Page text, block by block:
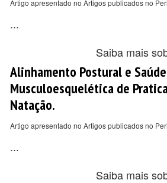
Artigo apresentado no Artigos publicados no
...
Saiba mais
Alinhamento Postural e Saúde
Musculoesquelética de
Natação.
Artigo apresentado no Artigos publicados no
...
Saiba mais